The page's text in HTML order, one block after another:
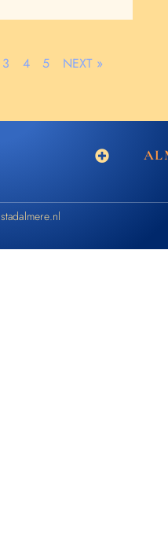
3 4 5 NEXT »
stadalmere.nl